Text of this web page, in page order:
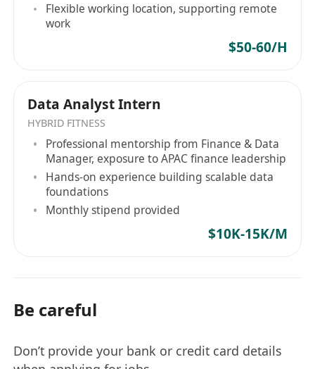
Flexible working location, supporting remote
work
$50-60/H
Data Analyst Intern
HYBRID FITNESS
Professional mentorship from Finance & Data
Manager, exposure to APAC finance leadership
Hands-on experience building scalable data
foundations
Monthly stipend provided
$10K-15K/M
Be careful
Don’t provide your bank or credit card details